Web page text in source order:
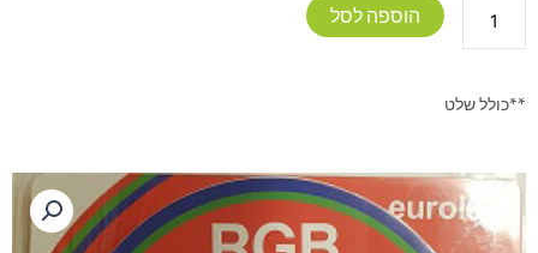
לד
5
60W
הוספה לסל
**כולל שלט